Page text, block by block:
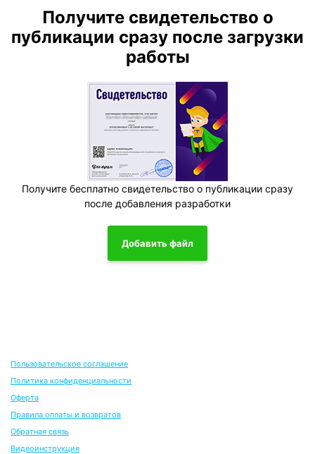
Получите свидетельство о
публикации сразу после загрузки
работы
Получите бесплатно свидетельство о публикации сразу
после добавления разработки
Добавить файл
Пользовательское соглашение
Политика конфиденциальности
Оферта
Правила оплаты и возвратов
Обратная связь
Видеоинструкция